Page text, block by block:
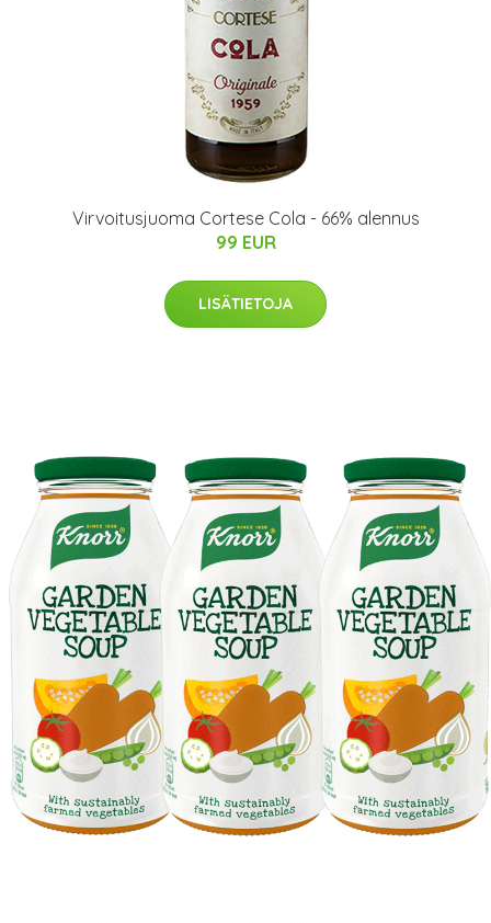
Virvoitusjuoma Cortese Cola - 66% alennus
99 EUR
LISÄTIETOJA